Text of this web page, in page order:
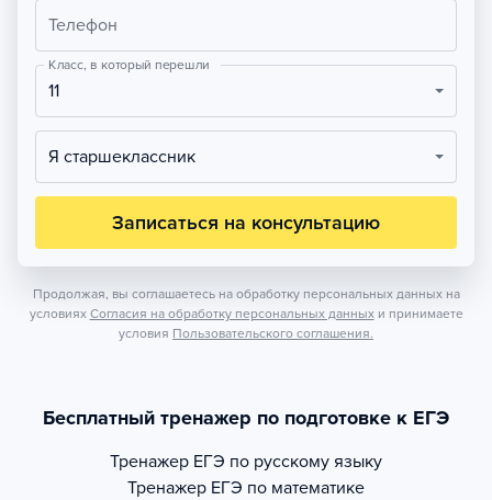
Телефон
Класс, в который перешли
11
Я старшеклассник
Записаться на консультацию
Продолжая, вы соглашаетесь на обработку персональных данных на
условиях Согласия на обработку персональных данных и принимаете
условия Пользовательского соглашения.
Бесплатный тренажер по подготовке к ЕГЭ
Тренажер ЕГЭ по русскому языку
Тренажер ЕГЭ по математике